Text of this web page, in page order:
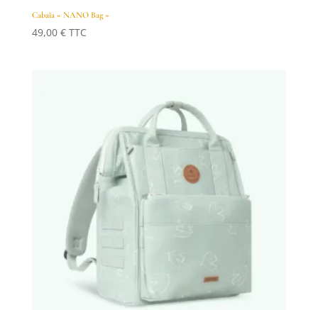
Cabaïa « NANO Bag »
49,00 € TTC